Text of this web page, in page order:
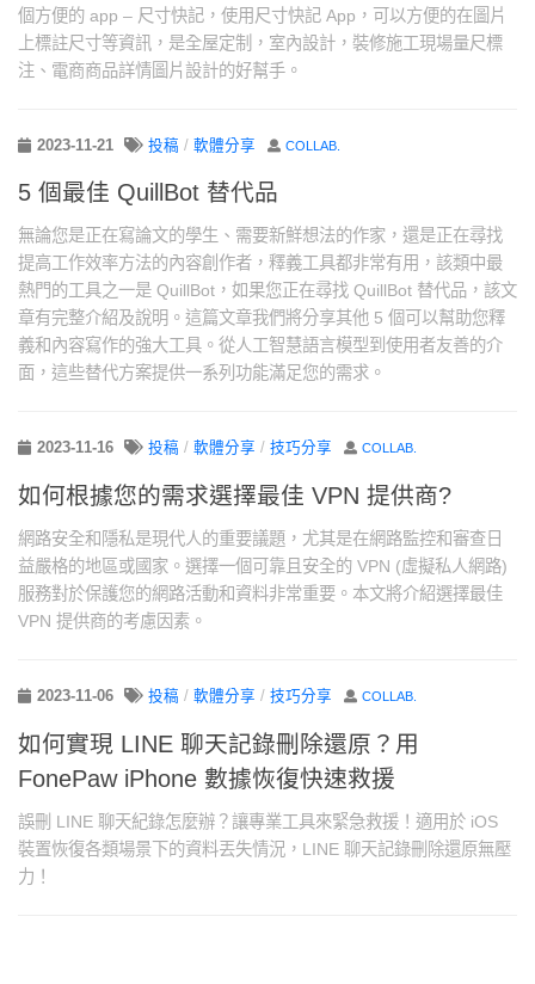
個方便的 app – 尺寸快記，使用尺寸快記 App，可以方便的在圖片
上標註尺寸等資訊，是全屋定制，室內設計，裝修施工現場量尺標
注、電商商品詳情圖片設計的好幫手。
2023-11-21 投稿 / 軟體分享 COLLAB.
5 個最佳 QuillBot 替代品
無論您是正在寫論文的學生、需要新鮮想法的作家，還是正在尋找
提高工作效率方法的內容創作者，釋義工具都非常有用，該類中最
熱門的工具之一是 QuillBot，如果您正在尋找 QuillBot 替代品，該文
章有完整介紹及說明。這篇文章我們將分享其他 5 個可以幫助您釋
義和內容寫作的強大工具。從人工智慧語言模型到使用者友善的介
面，這些替代方案提供一系列功能滿足您的需求。
2023-11-16 投稿 / 軟體分享 / 技巧分享 COLLAB.
如何根據您的需求選擇最佳 VPN 提供商?
網路安全和隱私是現代人的重要議題，尤其是在網路監控和審查日
益嚴格的地區或國家。選擇一個可靠且安全的 VPN (虛擬私人網路)
服務對於保護您的網路活動和資料非常重要。本文將介紹選擇最佳
VPN 提供商的考慮因素。
2023-11-06 投稿 / 軟體分享 / 技巧分享 COLLAB.
如何實現 LINE 聊天記錄刪除還原？用
FonePaw iPhone 數據恢復快速救援
誤刪 LINE 聊天紀錄怎麼辦？讓專業工具來緊急救援！適用於 iOS
裝置恢復各類場景下的資料丟失情況，LINE 聊天記錄刪除還原無壓
力！